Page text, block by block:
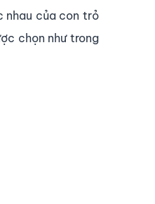
nhau của con trỏ
chọn như trong